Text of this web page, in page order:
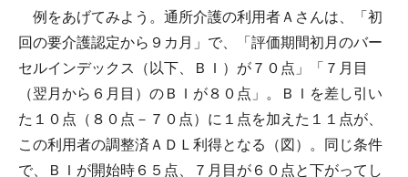
例をあげてみよう。通所介護の利用者Ａさんは、「初
回の要介護認定から９カ月」で、「評価期間初月のバー
セルインデックス（以下、ＢＩ）が７０点」「７月目
（翌月から６月目）のＢＩが８０点」。ＢＩを差し引い
た１０点（８０点－７０点）に１点を加えた１１点が、
この利用者の調整済ＡＤＬ利得となる（図）。同じ条件
で、ＢＩが開始時６５点、７月目が６０点と下がってし